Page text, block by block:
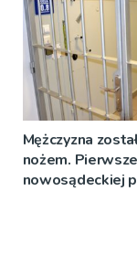
Mężczyzna
nożem.
nowosądeckiej